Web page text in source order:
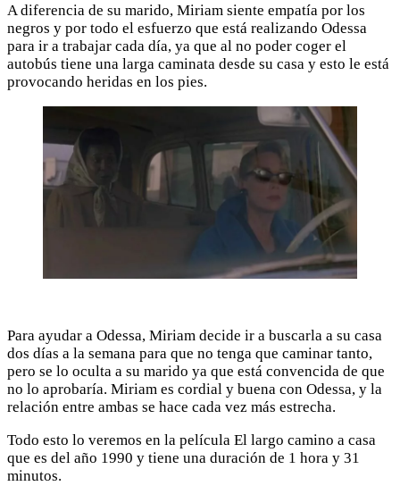
A diferencia de su marido, Miriam siente empatía por los
negros y por todo el esfuerzo que está realizando Odessa
para ir a trabajar cada día, ya que al no poder coger el
autobús tiene una larga caminata desde su casa y esto le está
provocando heridas en los pies.
Para ayudar a Odessa, Miriam decide ir a buscarla a su casa
dos días a la semana para que no tenga que caminar tanto,
pero se lo oculta a su marido ya que está convencida de que
no lo aprobaría. Miriam es cordial y buena con Odessa, y la
relación entre ambas se hace cada vez más estrecha.
Todo esto lo veremos en la película El largo camino a casa
que es del año 1990 y tiene una duración de 1 hora y 31
minutos.